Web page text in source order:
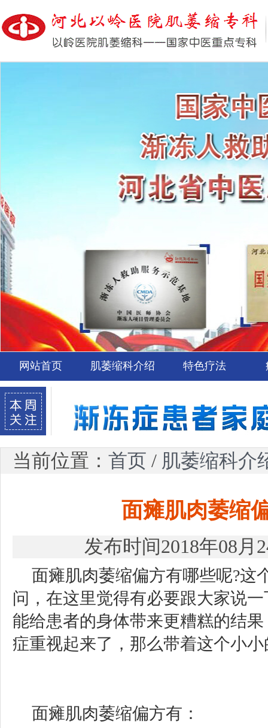
网站首页 肌萎缩科介绍 特色疗法
当前位置： 首页 / 肌萎缩科介
面瘫肌肉萎缩
发布时间2018年08月
面瘫肌肉萎缩偏方有哪些呢?这
问，在这里觉得有必要跟大家说
能给患者的身体带来更糟糕的结
症重视起来了，那么带着这个小
面瘫肌肉萎缩偏方有：